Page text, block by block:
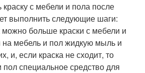
с мебели и пола после
выполнить следующие шаги:
можно больше краски с мебели и
на мебель и пол жидкую мыль и
и, если краска не сходит, то
специальное средство для